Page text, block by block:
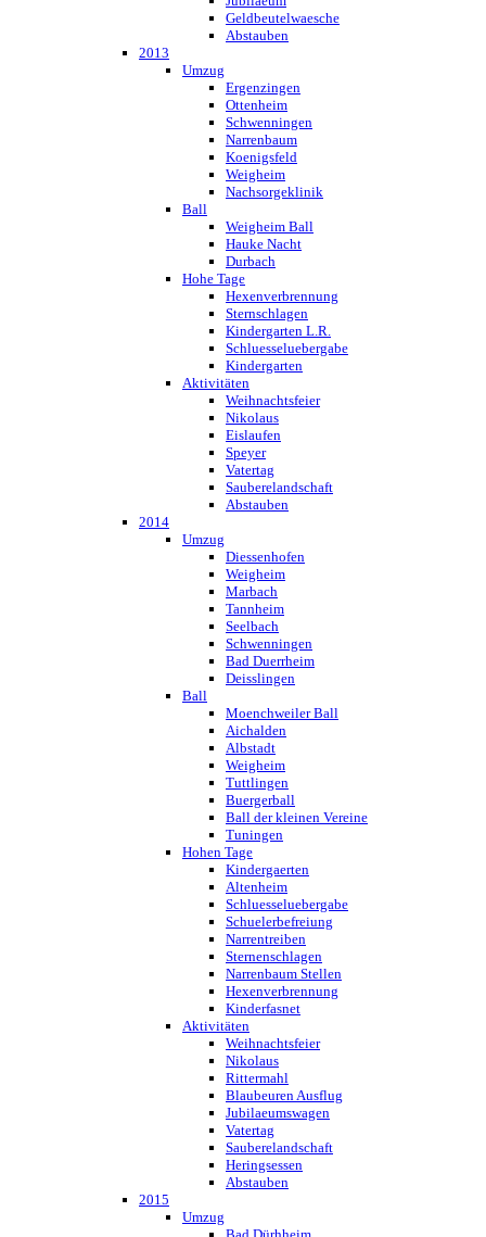
Geldbeutelwaesche
Abstauben
2013
Umzug
Ergenzingen
Ottenheim
Schwenningen
Narrenbaum
Koenigsfeld
Weigheim
Nachsorgeklinik
Ball
Weigheim Ball
Hauke Nacht
Durbach
Hohe Tage
Hexenverbrennung
Sternschlagen
Kindergarten L.R.
Schluesseluebergabe
Kindergarten
Aktivitäten
Weihnachtsfeier
Nikolaus
Eislaufen
Speyer
Vatertag
Sauberelandschaft
Abstauben
2014
Umzug
Diessenhofen
Weigheim
Marbach
Tannheim
Seelbach
Schwenningen
Bad Duerrheim
Deisslingen
Ball
Moenchweiler Ball
Aichalden
Albstadt
Weigheim
Tuttlingen
Buergerball
Ball der kleinen Vereine
Tuningen
Hohen Tage
Kindergaerten
Altenheim
Schluesseluebergabe
Schuelerbefreiung
Narrentreiben
Sternenschlagen
Narrenbaum Stellen
Hexenverbrennung
Kinderfasnet
Aktivitäten
Weihnachtsfeier
Nikolaus
Rittermahl
Blaubeuren Ausflug
Jubilaeumswagen
Vatertag
Sauberelandschaft
Heringsessen
Abstauben
2015
Umzug